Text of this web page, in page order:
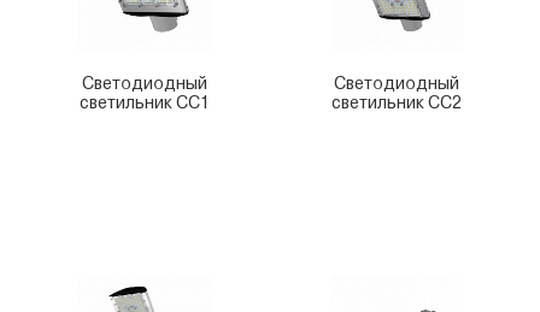
Светодиодный
светильник СС1
Светодиодный
светильник СС2